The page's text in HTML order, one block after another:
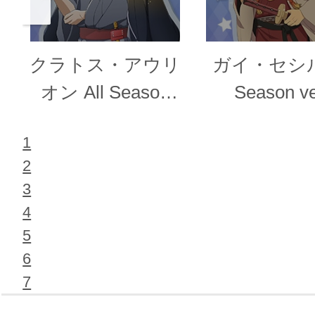
クラトス・アウリ
オン All Season
ガイ・セシ
Season
1
2
3
4
5
6
7